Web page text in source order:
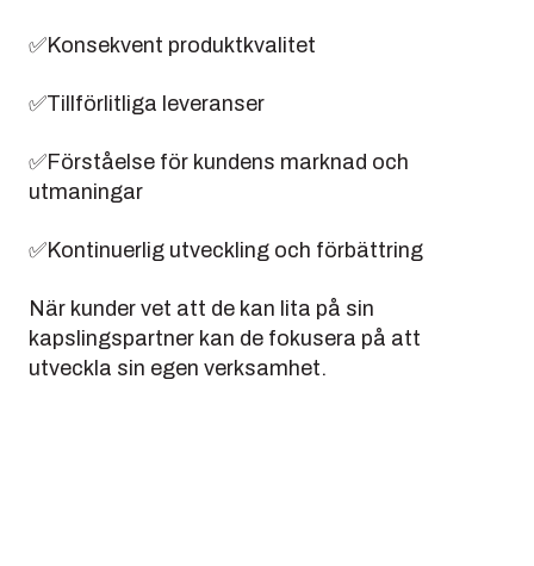
✅Konsekvent produktkvalitet
✅Tillförlitliga leveranser
✅Förståelse för kundens marknad och
utmaningar
✅Kontinuerlig utveckling och förbättring
När kunder vet att de kan lita på sin
kapslingspartner kan de fokusera på att
utveckla sin egen verksamhet.